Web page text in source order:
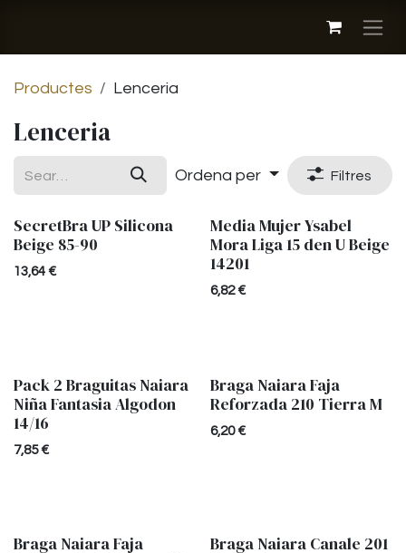
Productes Lenceria
Lenceria
Ordena per Filtres
SecretBra UP Silicona
Beige 85-90
13,64 €
Media Mujer Ysabel
Mora Liga 15 den U Beige
14201
6,82€
Pack 2 Braguitas Naiara
Niña Fantasia Algodon
14/16
7,85€
Braga Naiara Faja
Reforzada 210 Tierra M
6,20€
Braga Naiara Faja
Braga Naiara Canale 201